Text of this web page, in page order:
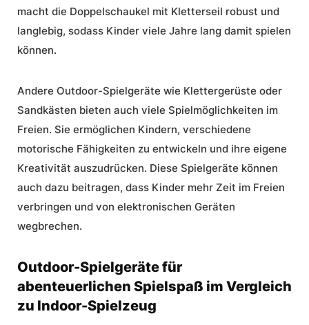
macht die Doppelschaukel mit Kletterseil robust und
langlebig, sodass Kinder viele Jahre lang damit spielen
können.
Andere Outdoor-Spielgeräte wie Klettergerüste oder
Sandkästen bieten auch viele Spielmöglichkeiten im
Freien. Sie ermöglichen Kindern, verschiedene
motorische Fähigkeiten zu entwickeln und ihre eigene
Kreativität auszudrücken. Diese Spielgeräte können
auch dazu beitragen, dass Kinder mehr Zeit im Freien
verbringen und von elektronischen Geräten
wegbrechen.
Outdoor-Spielgeräte für
abenteuerlichen Spielspaß im Vergleich
zu Indoor-Spielzeug